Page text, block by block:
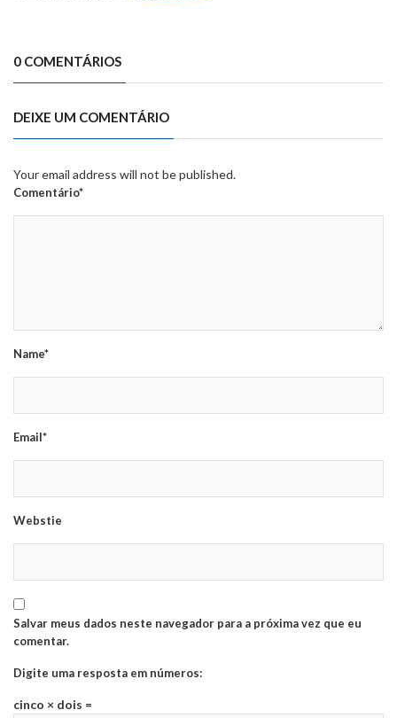
0 COMENTÁRIOS
DEIXE UM COMENTÁRIO
Your email address will not be published.
Comentário*
Name*
Email*
Webstie
Salvar meus dados neste navegador para a próxima vez que eu
comentar.
Digite uma resposta em números:
cinco × dois =